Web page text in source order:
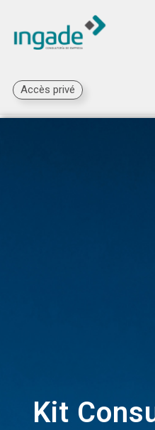
Accès privé
Kit